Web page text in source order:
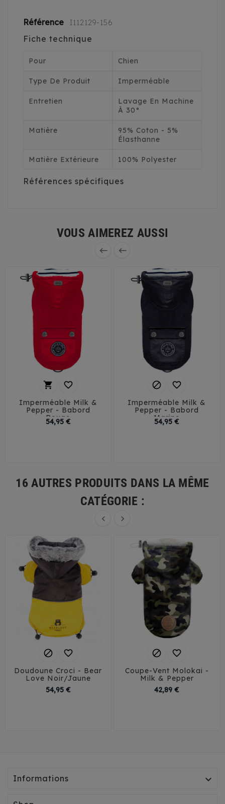
Référence I112129-156
Fiche technique
Pour Chien
Type De Produit Imperméable
Entretien
Lavage En Machine
À 30°
Matière
95% Coton - 5%
Élasthanne
Matière Extérieure 100% Polyester
Références spécifiques
VOUS AIMEREZ AUSSI
 
 
Imperméable Milk &
Pepper - Babord
Rouge
54,95 €Prix
 
Imperméable Milk &
Pepper - Babord
Marine
54,95 €
16 AUTRES PRODUITS DANS LA MÊME
CATÉGORIE :
 
 
Doudoune Croci - Bear
Love Noir/Jaune
54,95 €Prix
 
Coupe-Vent Molokai -
Milk & Pepper
42,89 €
Informations 